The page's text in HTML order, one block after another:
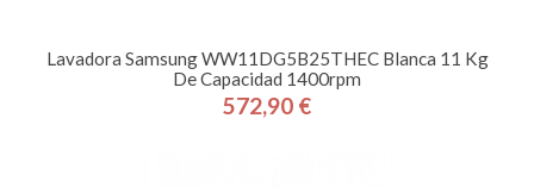
Lavadora Samsung WW11DG5B25THEC Blanca 11 Kg
De Capacidad 1400rpm
Precio
572,90 €